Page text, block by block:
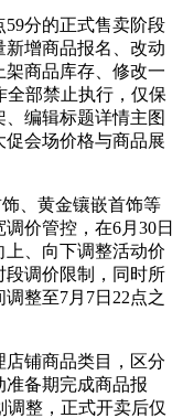
分的正式售卖阶段
新增商品报名、改动
商品库存、修改一
全部禁止执行，仅保
编辑标题详情主图
会场价格与商品展
、黄金镶嵌首饰等
价管控，在6月30日
上、向下调整活动价
段调价限制，同时所
整至7月7日22点之
铺商品类目，区分
备期完成商品报
整，正式开卖后仅